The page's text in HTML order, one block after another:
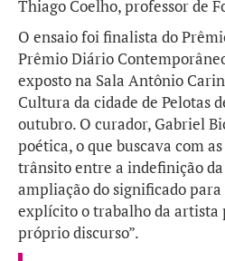
Thiago Coelho, professor de
O ensaio foi finalista do
Prêmio Diário
exposto na Sala Antônio
Cultura da cidade de Pelotas
outubro. O curador, Gabriel
poética, o que buscava com
trânsito entre a indefinição
ampliação do significado
explícito o trabalho da artista
próprio discurso”.